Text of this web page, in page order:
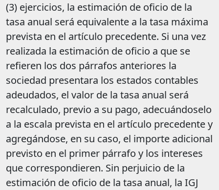
(3) ejercicios, la estimación de oficio de la
tasa anual será equivalente a la tasa máxima
prevista en el artículo precedente. Si una vez
realizada la estimación de oficio a que se
refieren los dos párrafos anteriores la
sociedad presentara los estados contables
adeudados, el valor de la tasa anual será
recalculado, previo a su pago, adecuándoselo
a la escala prevista en el artículo precedente y
agregándose, en su caso, el importe adicional
previsto en el primer párrafo y los intereses
que correspondieren. Sin perjuicio de la
estimación de oficio de la tasa anual, la IGJ